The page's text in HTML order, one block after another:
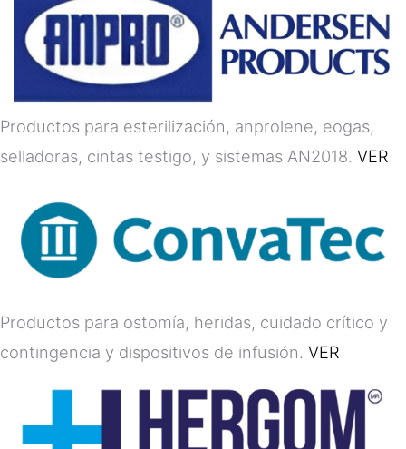
Productos para esterilización, anprolene, eogas,
selladoras, cintas testigo, y sistemas AN2018. VER
Productos para ostomía, heridas, cuidado crítico y
contingencia y dispositivos de infusión. VER